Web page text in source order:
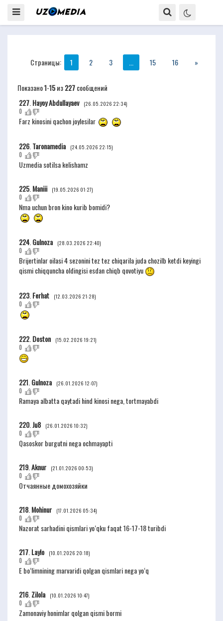
Страницы: 1 2 3 15 16 »
Показано1-15из227сообщений
227 Hayoy Abdullayaev (26.05.2026 22:34)
0
Farz kinosini qachon joylesilar
226 Taronamedia (24.05.2026 22:15)
0
Uzmedia sotilsa kelishamz
225 Maniii (19.05.2026 01:27)
0
Nma uchun bron kino kurib bomidi?
224 Gulnoza (28.03.2026 22:40)
0
Brijertinlar oilasi 4 sezonini tez tez chiqarila juda chozilb ketdi keyingi
qismi chiqquncha oldingisi esdan chiqb qovotiyu
223 Ferhat (12.03.2026 21:28)
0
222 Doston (15.02.2026 19:21)
0
221 Gulnoza (26.01.2026 12:07)
0
Ramaya albatta qaytadi hind kinosi nega, tortmayabdi
220 Ju8 (26.01.2026 10:32)
0
Qasoskor burgutni nega ochmayapti
219 Aknur (21.01.2026 00:53)
0
Отчаянные домохозяйки
218 Mohinur (17.01.2026 05:34)
0
Nazorat sarhadini qismlari yoʻqku faqat 16-17-18 turibdi
217 Laylo (10.01.2026 20:18)
0
E boʻlimnining marvaridi qolgan qismlari nega yoʻq
216 Zilola (10.01.2026 10:47)
0
Zamonaviy honimlar qolgan qismi bormi